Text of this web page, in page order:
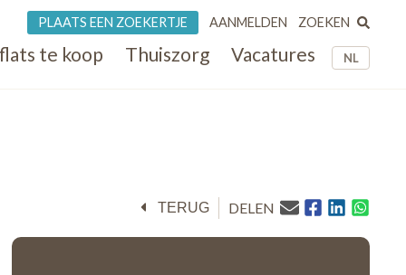
NL
te koop Thuiszorg Vacatures
PLAATS EEN ZOEKERTJE AANMELDEN ZOEKEN
TERUG DELEN